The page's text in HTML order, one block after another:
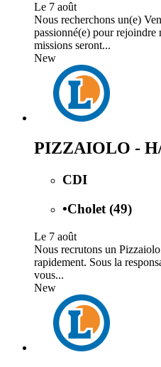
Le 7 août
Nous recherchons un(e)
passionné(e) pour
missions seront...
New
PIZZAIOLO -
CDI
•Cholet (49)
Le 7 août
Nous recrutons un
rapidement. Sous la
vous...
New